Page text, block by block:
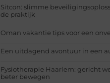
Sitcon: slimme
de praktijk
Oman vakantie tips voor een
Een uitdagend avontuur in een
Fysiotherapie Haarlem: gericht
beter bewegen